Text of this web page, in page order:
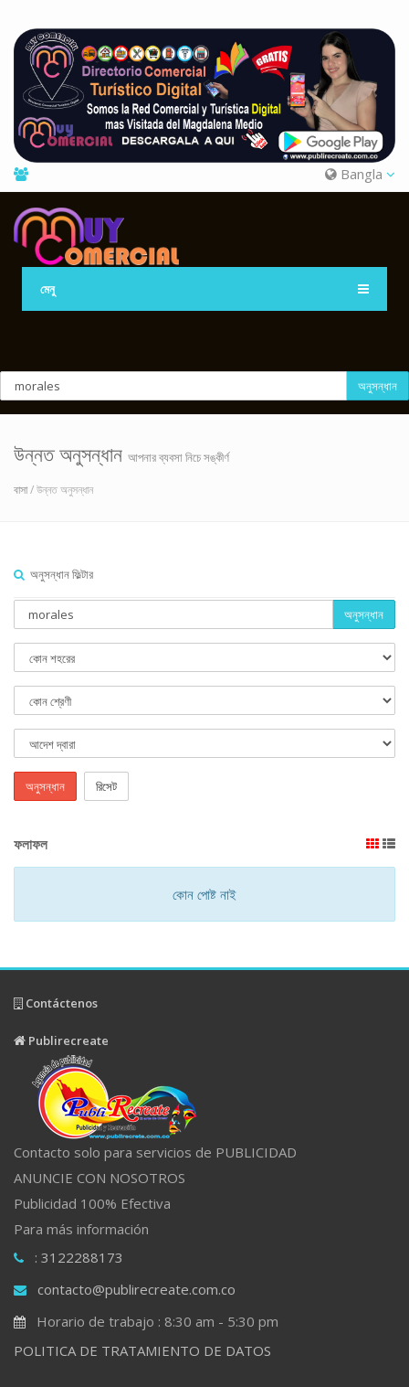
Bangla
মেনু
অনুসন্ধান
উন্নত অনুসন্ধান আপনার ব্যবসা নিচে সঙ্কীর্ণ
বাসা/ উন্নত অনুসন্ধান
অনুসন্ধান ফিল্টার
অনুসন্ধান
অনুসন্ধান রিসেট
ফলাফল
কোন পোষ্ট নাই
Contáctenos
Publirecreate
Contacto solo para servicios de PUBLICIDAD
ANUNCIE CON NOSOTROS
Publicidad 100% Efectiva
Para más información
: 3122288173
contacto@publirecreate.com.co
Horario de trabajo : 8:30 am - 5:30 pm
POLITICA DE TRATAMIENTO DE DATOS